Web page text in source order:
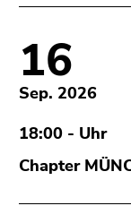
16
Sep. 2026
18:00 - Uhr
Chapter